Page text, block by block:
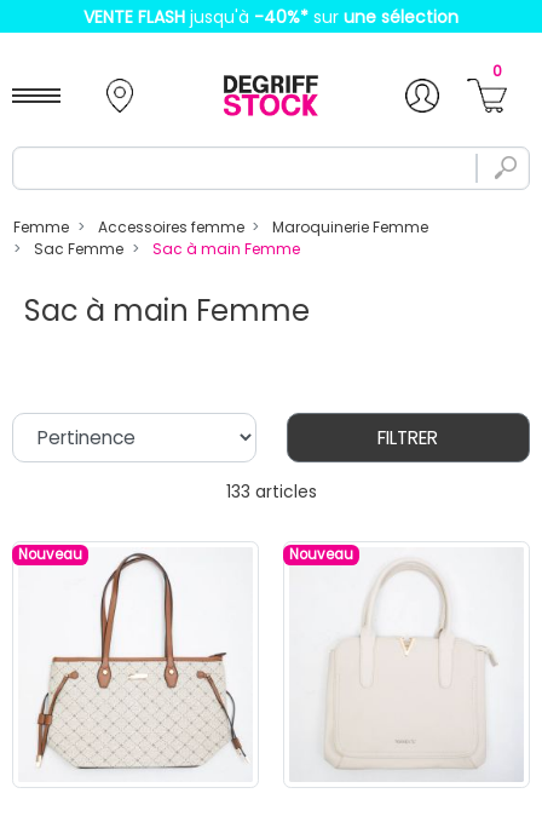
VENTE FLASH jusqu'à -40%* sur une sélection
0
Femme Accessoires femme
Maroquinerie Femme
Sac Femme
Sac à main Femme
Sac à main Femme
133 articles
FILTRER
Nouveau Nouveau